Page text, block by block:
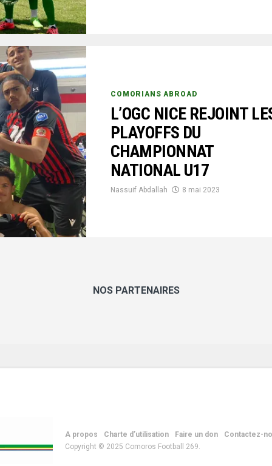
COMORIANS ABROAD
L’OGC NICE REJOINT
PLAYOFFS DU
CHAMPIONNAT
NATIONAL U17
Nassuif Abdallah 8 mai 2023
NOS PARTENAIRES
A propos Charte d’utilisation Faire un don
Contactez-
Copyright © 2025 Comoros Football 269.